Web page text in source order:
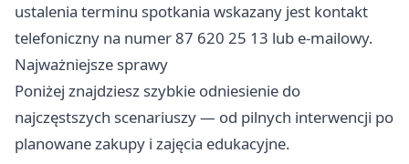
ustalenia terminu spotkania wskazany jest kontakt
telefoniczny na numer 87 620 25 13 lub e-mailowy.
Najważniejsze sprawy
Poniżej znajdziesz szybkie odniesienie do
najczęstszych scenariuszy — od pilnych interwencji po
planowane zakupy i zajęcia edukacyjne.